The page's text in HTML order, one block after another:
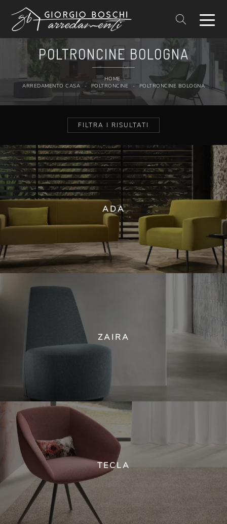
POLTRONCINE BOLOGNA
HOME -
ARREDAMENTO CASA
- POLTRONCINE - POLTRONCINE BOLOGNA
FILTRA I RISULTATI
ADA
ZAIRA
TECLA